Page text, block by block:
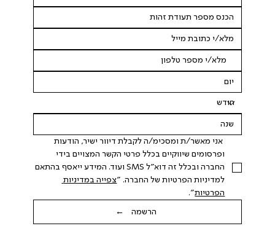
אני מאשר/ת ומסכימ/ה לקבלת דיוור ישיר, הודעות
החברה ובכלל זה דוא"ל SMS ועוד. המידע ייאסף בהתאם
למדיניות הפרטיות של החברה. "
צפייה במדיניות
הפרטיות".
הרשמה ←